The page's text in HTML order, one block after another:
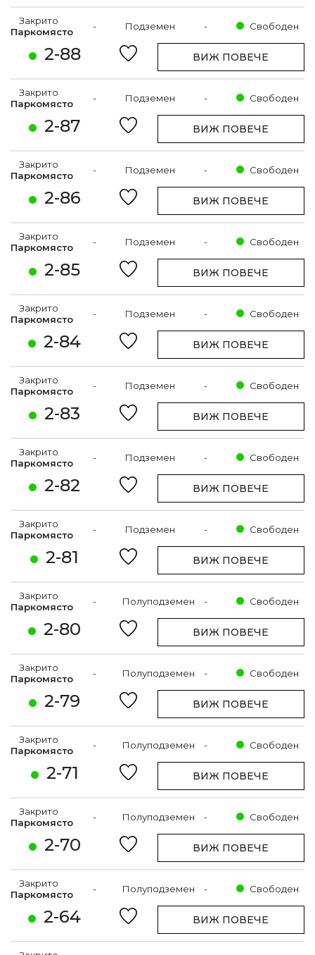
2-88
Закрито
Паркомясто
- Подземен - Свободен
ВИЖ ПОВЕЧЕ
2-87
Закрито
Паркомясто
- Подземен - Свободен
ВИЖ ПОВЕЧЕ
2-86
Закрито
Паркомясто
- Подземен - Свободен
ВИЖ ПОВЕЧЕ
2-85
Закрито
Паркомясто
- Подземен - Свободен
ВИЖ ПОВЕЧЕ
2-84
Закрито
Паркомясто
- Подземен - Свободен
ВИЖ ПОВЕЧЕ
2-83
Закрито
Паркомясто
- Подземен - Свободен
ВИЖ ПОВЕЧЕ
2-82
Закрито
Паркомясто
- Подземен - Свободен
ВИЖ ПОВЕЧЕ
2-81
Закрито
Паркомясто
- Подземен - Свободен
ВИЖ ПОВЕЧЕ
2-80
Закрито
Паркомясто
- Полуподземен - Свободен
ВИЖ ПОВЕЧЕ
2-79
Закрито
Паркомясто
- Полуподземен - Свободен
ВИЖ ПОВЕЧЕ
2-71
Закрито
Паркомясто
- Полуподземен - Свободен
ВИЖ ПОВЕЧЕ
2-70
Закрито
Паркомясто
- Полуподземен - Свободен
ВИЖ ПОВЕЧЕ
2-64
Закрито
Паркомясто
- Полуподземен - Свободен
ВИЖ ПОВЕЧЕ